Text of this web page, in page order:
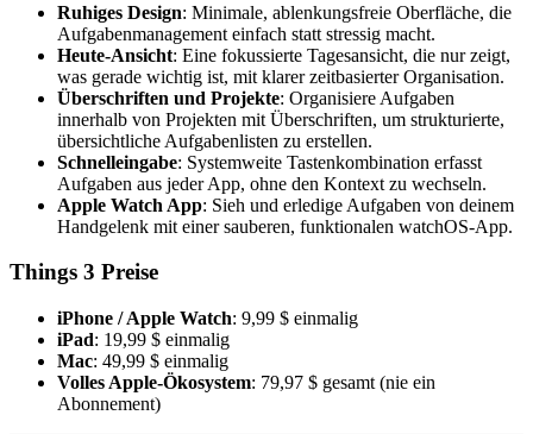
Ruhiges Design: Minimale, ablenkungsfreie Oberfläche, die
Aufgabenmanagement einfach statt stressig macht.
Heute-Ansicht: Eine fokussierte Tagesansicht, die nur zeigt,
was gerade wichtig ist, mit klarer zeitbasierter Organisation.
Überschriften und Projekte: Organisiere Aufgaben
innerhalb von Projekten mit Überschriften, um strukturierte,
übersichtliche Aufgabenlisten zu erstellen.
Schnelleingabe: Systemweite Tastenkombination erfasst
Aufgaben aus jeder App, ohne den Kontext zu wechseln.
Apple Watch App: Sieh und erledige Aufgaben von deinem
Handgelenk mit einer sauberen, funktionalen watchOS-App.
Things 3 Preise
iPhone / Apple Watch: 9,99 $ einmalig
iPad: 19,99 $ einmalig
Mac: 49,99 $ einmalig
Volles Apple-Ökosystem: 79,97 $ gesamt (nie ein
Abonnement)